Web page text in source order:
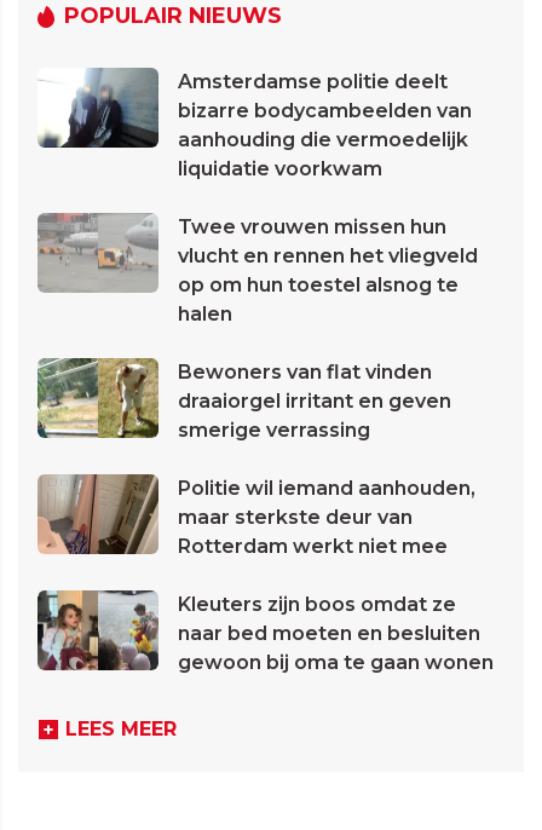
POPULAIR NIEUWS
Amsterdamse politie deelt
bizarre bodycambeelden van
aanhouding die vermoedelijk
liquidatie voorkwam
Twee vrouwen missen hun
vlucht en rennen het vliegveld
op om hun toestel alsnog te
halen
Bewoners van flat vinden
draaiorgel irritant en geven
smerige verrassing
Politie wil iemand aanhouden,
maar sterkste deur van
Rotterdam werkt niet mee
Kleuters zijn boos omdat ze
naar bed moeten en besluiten
gewoon bij oma te gaan wonen
LEES MEER